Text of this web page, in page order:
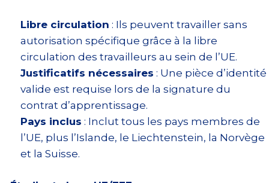
Libre circulation : Ils peuvent travailler sans
autorisation spécifique grâce à la libre
circulation des travailleurs au sein de l’UE.
Justificatifs nécessaires : Une pièce d’identité
valide est requise lors de la signature du
contrat d’apprentissage.
Pays inclus : Inclut tous les pays membres de
l’UE, plus l’Islande, le Liechtenstein, la Norvège
et la Suisse.